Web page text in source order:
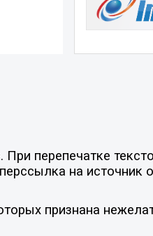
перепечатке
на источник
признана